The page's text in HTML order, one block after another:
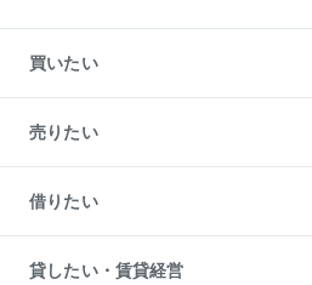
買いたい
新築・分譲マンションの購入
中古マンションの購入
一戸建ての購入
中古一戸建ての購入
不動産購入の流れ
注目キーワード物件特集
購入ガイド
売りたい
一戸建ての売却・査定
土地の売却・査定
スピードAI査定
不動産査定について
借りたい
オフィス・店舗の賃貸
貸したい・賃貸経営